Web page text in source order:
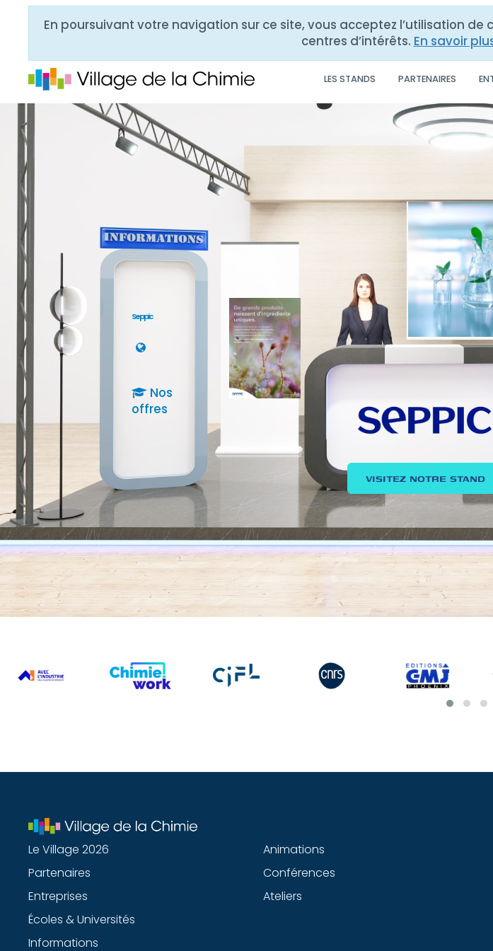
En poursuivant votre navigation sur ce site, vous acceptez l’utilisation
centres d’intérêts. En savoir
LES STANDS PARTENAIRES
VISITEZ NOTRE STAND
Seppic
Nos
offres
Le Village 2026
Partenaires
Entreprises
Écoles & Universités
Informations
Animations
Conférences
Ateliers